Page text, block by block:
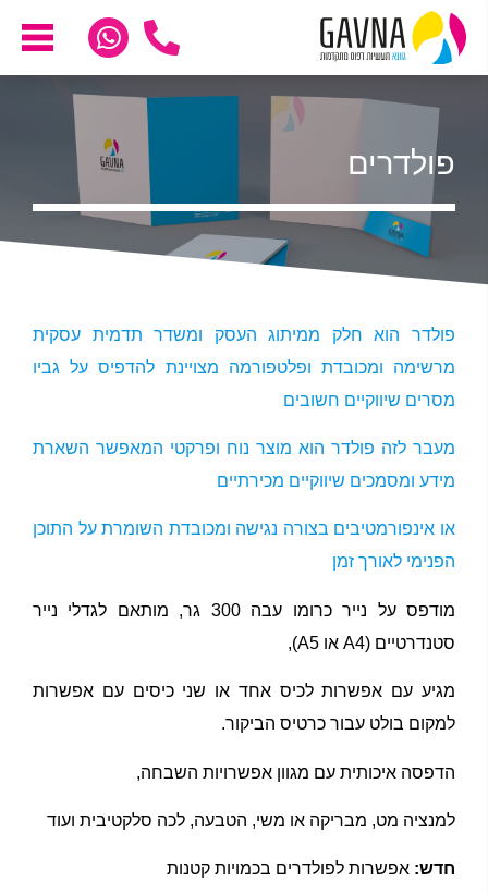
פולדרים
פולדר הוא חלק ממיתוג העסק ומשדר תדמית עסקית
מרשימה ומכובדת ופלטפורמה מצויינת להדפיס על גביו
מסרים שיווקיים חשובים
מעבר לזה פולדר הוא מוצר נוח ופרקטי המאפשר השארת
מידע ומסמכים שיווקיים מכירתיים
או אינפורמטיבים בצורה נגישה ומכובדת השומרת על התוכן
הפנימי לאורך זמן
מודפס על נייר כרומו עבה 300 גר, מותאם לגדלי נייר
סטנדרטיים (A4 או A5),
מגיע עם אפשרות לכיס אחד או שני כיסים עם אפשרות
למקום בולט עבור כרטיס הביקור.
הדפסה איכותית עם מגוון אפשרויות השבחה,
למנציה מט, מבריקה או משי, הטבעה, לכה סלקטיבית ועוד
חדש: אפשרות לפולדרים בכמויות קטנות